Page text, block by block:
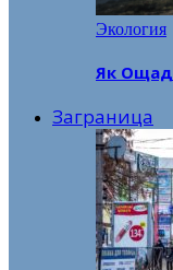
Экология
Як
Заграница